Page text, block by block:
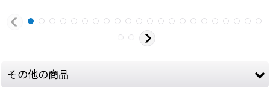
その他の商品